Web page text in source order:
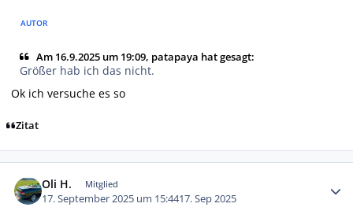
AUTOR
Am 16.9.2025 um 19:09, patapaya hat gesagt:
Größer hab ich das nicht.
Ok ich versuche es so
Zitat
Oli H. Mitglied
17. September 2025 um 15:4417. Sep 2025